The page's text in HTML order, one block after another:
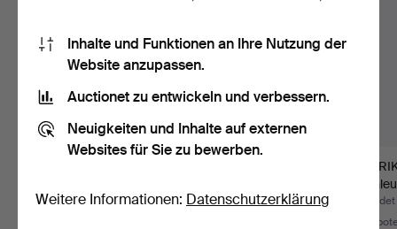
Jahrhu…
Beendet 24. Jul 2026
Stil. …
Beendet 23. Jul 2026
4
Inhalte und Funktionen an Ihre Nutzung der
Website anzupassen.
Auctionet zu entwickeln und verbessern.
Neuigkeiten und Inhalte auf externen
Websites für Sie zu bewerben.
Weitere Informationen: Datenschutzerklärung